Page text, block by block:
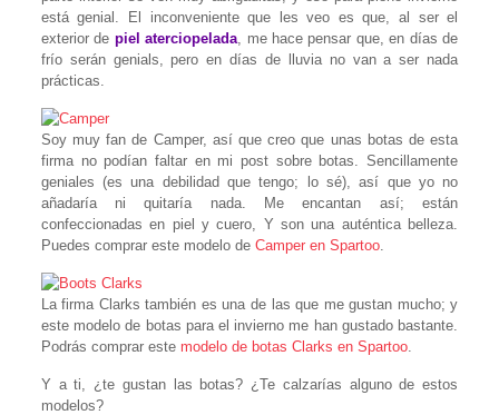
está genial. El inconveniente que les veo es que, al ser el
exterior de piel aterciopelada, me hace pensar que, en días de
frío serán genials, pero en días de lluvia no van a ser nada
prácticas.
Soy muy fan de Camper, así que creo que unas botas de esta
firma no podían faltar en mi post sobre botas. Sencillamente
geniales (es una debilidad que tengo; lo sé), así que yo no
añadaría ni quitaría nada. Me encantan así; están
confeccionadas en piel y cuero, Y son una auténtica belleza.
Puedes comprar este modelo de Camper en Spartoo.
La firma Clarks también es una de las que me gustan mucho; y
este modelo de botas para el invierno me han gustado bastante.
Podrás comprar este modelo de botas Clarks en Spartoo.
Y a ti, ¿te gustan las botas? ¿Te calzarías alguno de estos
modelos?